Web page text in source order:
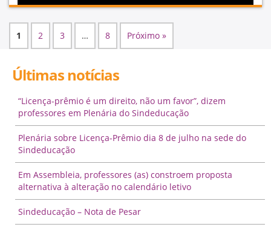
Ser professor (a) é ter a coragem de continuar crendo na
sinais apontem para outra direção. Que este 15 de
outubro nos sirva de inspiração para fortalecermos os
sentimentos de cooperação e solidariedade da nossa
categoria!
Um Feliz Dia dos (as) Professores (as)!
20-10-2022
Dia dos (as) Professores (as).
1 2 3 … 8 Próximo »
Últimas notícias
“Licença-prêmio é um direito, não um favor”, dizem
professores em Plenária do Sindeducação
Plenária sobre Licença-Prêmio dia 8 de julho na sede do
Sindeducação
Em Assembleia, professores (as) constroem proposta
alternativa à alteração no calendário letivo
Sindeducação – Nota de Pesar